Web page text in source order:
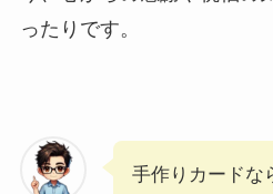
ったりです。
手作りカードな